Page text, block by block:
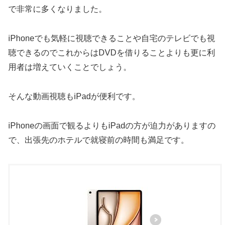
で非常に多くなりました。
iPhoneでも気軽に視聴できることや自宅のテレビでも視
聴できるのでこれからはDVDを借りることよりも更に利
用者は増えていくことでしょう。
そんな動画視聴もiPadが便利です。
iPhoneの画面で観るよりもiPadの方が迫力がありますの
で、出張先のホテルで就寝前の時間も満足です。